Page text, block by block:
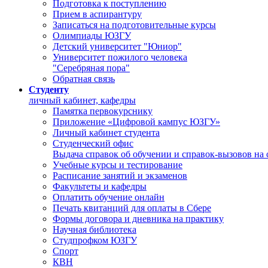
Подготовка к поступлению
Прием в аспирантуру
Записаться на подготовительные курсы
Олимпиады ЮЗГУ
Детский университет "Юниор"
Университет пожилого человека
"Серебряная пора"
Обратная связь
Студенту
личный кабинет, кафедры
Памятка первокурснику
Приложение «Цифровой кампус ЮЗГУ»
Личный кабинет студента
Студенческий офис
Выдача справок об обучении и справок-вызовов на
Учебные курсы и тестирование
Расписание занятий и экзаменов
Факультеты и кафедры
Оплатить обучение онлайн
Печать квитанций для оплаты в Сбере
Формы договора и дневника на практику
Научная библиотека
Студпрофком ЮЗГУ
Спорт
КВН